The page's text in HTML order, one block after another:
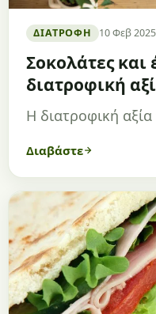
ΔΙΑΤΡΟΦΉ 10 Φεβ 2025
Σοκολάτες και
διατροφική
Η διατροφική
Διαβάστε